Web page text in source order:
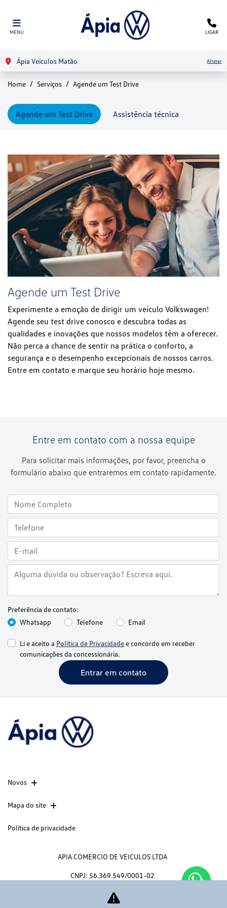
MENU LIGAR
Ápia Veículos Matão Alterar
Home Serviços Agende um Test Drive
Assistência técnica
Agende um Test Drive
Agende um Test Drive
Experimente a emoção de dirigir um veículo Volkswagen!
Agende seu test drive conosco e descubra todas as
qualidades e inovações que nossos modelos têm a oferecer.
Não perca a chance de sentir na prática o conforto, a
segurança e o desempenho excepcionais de nossos carros.
Entre em contato e marque seu horário hoje mesmo.
Entre em contato com a nossa equipe
Para solicitar mais informações, por favor, preencha o
formulário abaixo que entraremos em contato rapidamente.
Preferência de contato:
Whatsapp
Telefone Email
Li e aceito a Política de Privacidadee concordo em receber
comunicações da concessionária.
Entrar em contato
Novos
Mapa do site
Política de privacidade
APIA COMERCIO DE VEICULOS LTDA
CNPJ: 56.369.549/0001-02